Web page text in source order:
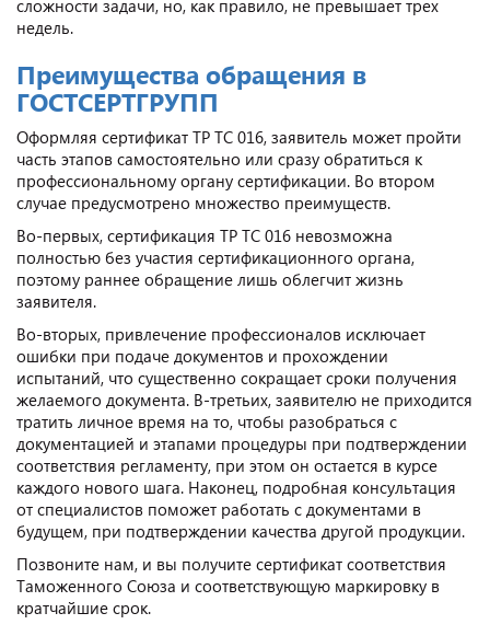
сложности задачи, но, как правило, не превышает трех
недель.
Преимущества обращения в
ГОСТСЕРТГРУПП
Оформляя сертификат ТР ТС 016, заявитель может пройти
часть этапов самостоятельно или сразу обратиться к
профессиональному органу сертификации. Во втором
случае предусмотрено множество преимуществ.
Во-первых, сертификация ТР ТС 016 невозможна
полностью без участия сертификационного органа,
поэтому раннее обращение лишь облегчит жизнь
заявителя.
Во-вторых, привлечение профессионалов исключает
ошибки при подаче документов и прохождении
испытаний, что существенно сокращает сроки получения
желаемого документа. В-третьих, заявителю не приходится
тратить личное время на то, чтобы разобраться с
документацией и этапами процедуры при подтверждении
соответствия регламенту, при этом он остается в курсе
каждого нового шага. Наконец, подробная консультация
от специалистов поможет работать с документами в
будущем, при подтверждении качества другой продукции.
Позвоните нам, и вы получите сертификат соответствия
Таможенного Союза и соответствующую маркировку в
кратчайшие срок.